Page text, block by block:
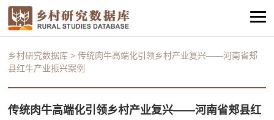
乡村研究数据库 >传统肉牛高端化引领乡村产业复兴——河南省郏
县红牛产业振兴案例
传统肉牛高端化引领乡村产业复兴——河南省郏县红